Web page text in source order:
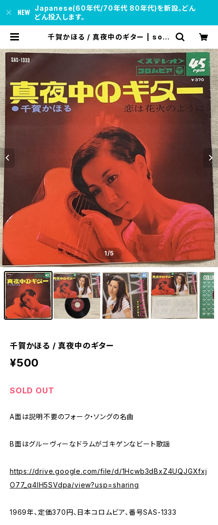
Japanese(60年代/70年代 80年代)を新設。どん
どん投入します。
千賀かほる / 真夜中のギター | soul
1/5
千賀かほる / 真夜中のギター
¥500
SOLD OUT
A面は説明不要のフォーク・ソングの名曲
B面はグルーヴィーなドラムがゴキゲンなビート歌謡
https://drive.google.com/file/d/1Hcwb3dBxZ4UQJGXfxj
O77_q4IH5SVdpa/view?usp=sharing
1969年、定価370円、日本コロムビア、番号SAS-1333